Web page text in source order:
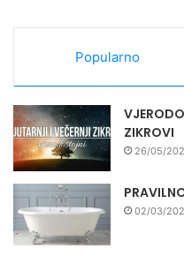
Popularno
ZIKROVI
26/05/
02/03/